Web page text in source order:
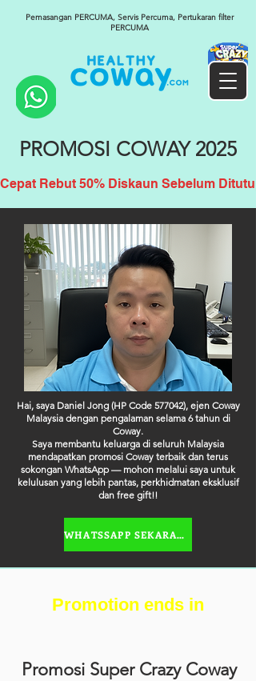
Pemasangan PERCUMA, Servis Percuma, Pertukaran filter
PERCUMA
PROMOSI COWAY 2025
Cepat Rebut 50% Diskaun Sebelum
Hai, saya Daniel Jong (HP Code 577042), ejen Coway
Malaysia dengan pengalaman selama 6 tahun di
Coway.
Saya membantu keluarga di seluruh Malaysia
mendapatkan promosi Coway terbaik dan terus
sokongan WhatsApp — mohon melalui saya untuk
kelulusan yang lebih pantas, perkhidmatan eksklusif
dan free gift!!
WHATSSAPP SEKARANG
Promotion ends in
Promosi Super Crazy Coway